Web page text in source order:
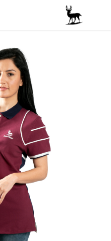
تخطي للذهاب إلى المحتوى